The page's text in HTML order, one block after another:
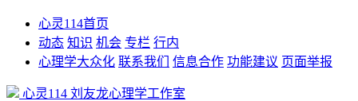
心灵114首页
动态 知识 机会 专栏 行内
心理学大众化 联系我们 信息合作 功能建议 页面举报
心灵114 刘友龙心理学工作室